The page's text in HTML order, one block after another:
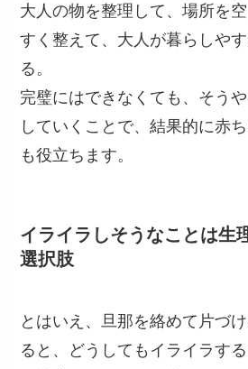
大人の物を整理して、場所を
すく整えて、大人が暮らしや
る。
完璧にはできなくても、そう
していくことで、結果的に赤
も役立ちます。
イライラしそうなことは生
選択肢
とはいえ、旦那を絡めて片づ
ると、どうしてもイライラす